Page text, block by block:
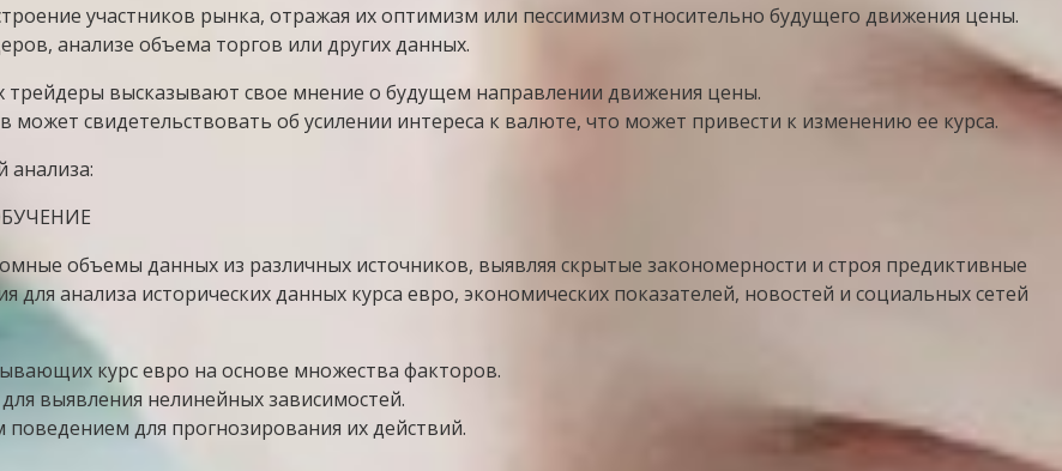
участников рынка, отражая их оптимизм или пессимизм относительно будущего движения цены.
анализе объема торгов или других данных.
трейдеры высказывают свое мнение о будущем направлении движения цены.
может свидетельствовать об усилении интереса к валюте, что может привести к изменению ее курса.
анализа:
объемы данных из различных источников, выявляя скрытые закономерности и строя предиктивные
анализа исторических данных курса евро, экономических показателей, новостей и социальных сетей
курс евро на основе множества факторов.
выявления нелинейных зависимостей.
для прогнозирования их действий.